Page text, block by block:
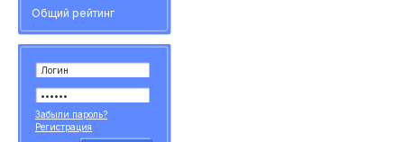
Общий рейтинг
Забыли пароль?
Регистрация